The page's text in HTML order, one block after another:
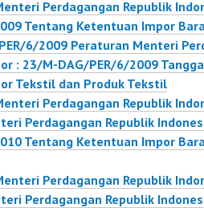
Perdagangan Republik
Tentang Ketentuan Impor
6/2009 Peraturan Menteri
: 23/M-DAG/PER/6/2009
Tekstil dan Produk Tekstil
Perdagangan Republik
Perdagangan Republik
Tentang Ketentuan Impor
Perdagangan Republik
Perdagangan Republik